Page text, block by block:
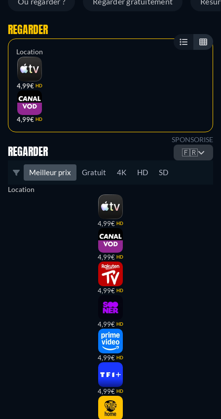
REGARDER
Location
4,99€ HD
4,99€ HD
SPONSORISE
REGARDER 🇫🇷
Meilleur prix Gratuit 4K HD SD
Location
4,99€ HD
4,99€ HD
4,99€ HD
4,99€ HD
4,99€ HD
4,99€ HD